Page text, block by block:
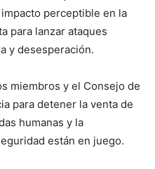
perceptible en la
para lanzar ataques
y desesperación.
miembros y el Consejo de
para detener la venta de
humanas y la
están en juego.